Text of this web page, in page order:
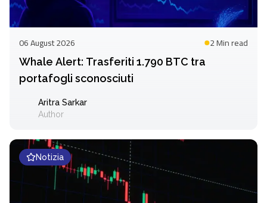
06 August 2026 2 Minread
Whale Alert: Trasferiti 1.790 BTC tra
portafogli sconosciuti
Aritra Sarkar
Author
Notizia